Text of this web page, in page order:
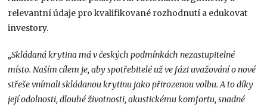
relevantní údaje pro kvalifikované rozhodnutí a edukovat
investory.
„Skládaná krytina má v českých podmínkách nezastupitelné
místo. Naším cílem je, aby spotřebitelé už ve fázi uvažování o nové
střeše vnímali skládanou krytinu jako přirozenou volbu. A to díky
její odolnosti, dlouhé životnosti, akustickému komfortu, snadné